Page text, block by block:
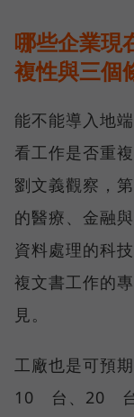
哪些企業現
複性與三個
能不能導入地
看工作是否重
劉文義觀察，
的醫療、金融
資料處理的科
複文書工作的
見。
工廠也是可預
10 台、20 台